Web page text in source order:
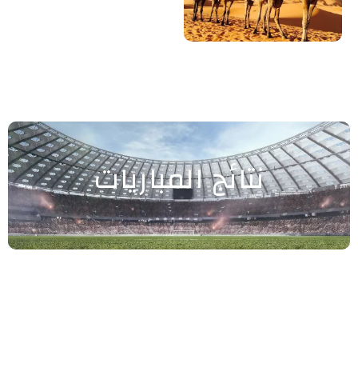
نتائج المباريات